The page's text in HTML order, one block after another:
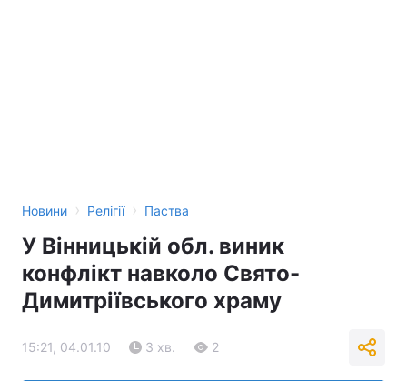
Новини › Релігії › Паства
У Вінницькій обл. виник
конфлікт навколо Свято-
Димитріївського храму
15:21, 04.01.10 3 хв. 2